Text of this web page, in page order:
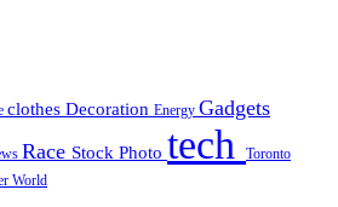
clothes Decoration Energy Gadgets
Race Stock Photo tech Toronto
World